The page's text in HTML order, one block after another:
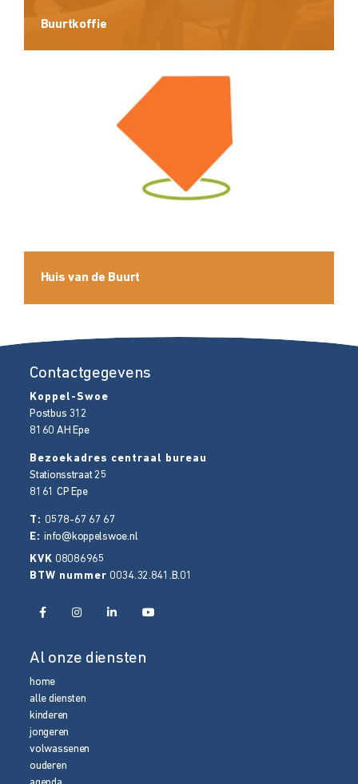
Buurtkoffie
Huis van de Buurt
Contactgegevens
Koppel-Swoe
Postbus 312
8160 AH Epe
Bezoekadres centraal bureau
Stationsstraat 25
8161 CP Epe
T: 0578-67 67 67
E:info@koppelswoe.nl
KVK 08086965
BTW nummer 0034.32.841.B.01
Al onze diensten
home
alle diensten
kinderen
jongeren
volwassenen
ouderen